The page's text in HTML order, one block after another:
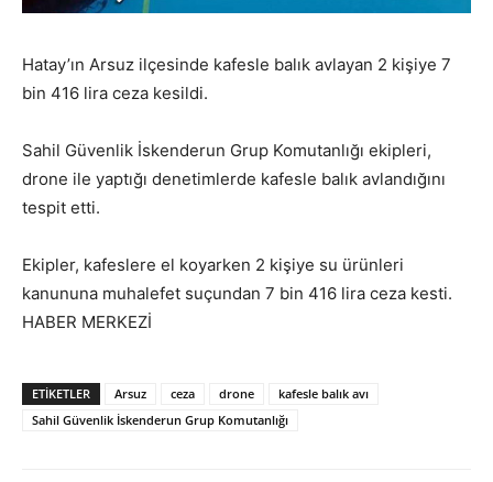
Hatay’ın Arsuz ilçesinde kafesle balık avlayan 2 kişiye 7
bin 416 lira ceza kesildi.
Sahil Güvenlik İskenderun Grup Komutanlığı ekipleri,
drone ile yaptığı denetimlerde kafesle balık avlandığını
tespit etti.
Ekipler, kafeslere el koyarken 2 kişiye su ürünleri
kanununa muhalefet suçundan 7 bin 416 lira ceza kesti.
HABER MERKEZİ
ETIKETLER Arsuz ceza drone
kafesle balık avı
Sahil Güvenlik İskenderun Grup Komutanlığı